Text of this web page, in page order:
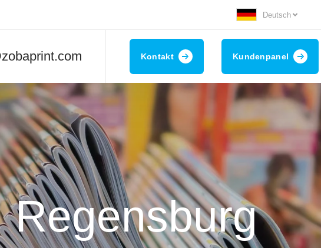
Deutsch
Kontakt Kundenpanel